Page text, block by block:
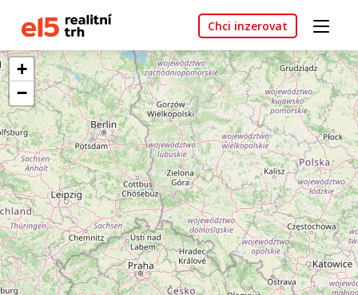
Chci inzerovat
+
−